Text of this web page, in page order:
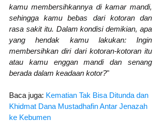
kamu membersihkannya di kamar mandi,
sehingga kamu bebas dari kotoran dan
rasa sakit itu. Dalam kondisi demikian, apa
yang hendak kamu lakukan: Ingin
membersihkan diri dari kotoran-kotoran itu
atau kamu enggan mandi dan senang
berada dalam keadaan kotor?"
Baca juga: Kematian Tak Bisa Ditunda dan
Khidmat Dana Mustadhafin Antar Jenazah
ke Kebumen